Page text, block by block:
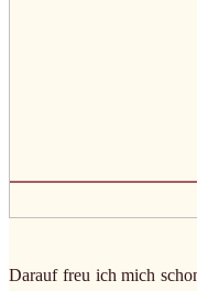
Darauf freu ich mich